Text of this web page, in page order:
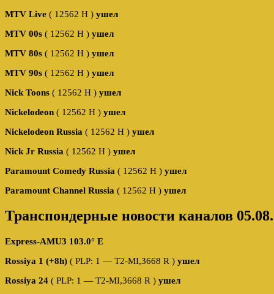
MTV Live ( 12562 H ) ушел
MTV 00s ( 12562 H ) ушел
MTV 80s ( 12562 H ) ушел
MTV 90s ( 12562 H ) ушел
Nick Toons ( 12562 H ) ушел
Nickelodeon ( 12562 H ) ушел
Nickelodeon Russia ( 12562 H ) ушел
Nick Jr Russia ( 12562 H ) ушел
Paramount Comedy Russia ( 12562 H ) ушел
Paramount Channel Russia ( 12562 H ) ушел
Транспондерные новости каналов
Express-AMU3 103.0° E
Rossiya 1 (+8h) ( PLP: 1 — T2-MI,3668 R ) ушел
Rossiya 24 ( PLP: 1 — T2-MI,3668 R ) ушел